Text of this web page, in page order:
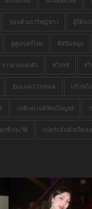
ปอนด์ ณราวิชญ์ ข่าว ผู้ให้
ยูทูบเบอร์ไทย ศิลปินหนุ่ม
สาวอวบแต่งตัว สไปรท์ สไ
อ้อม NATTARIKA เก๋ไก๋สไ
เนติเจน เนติรัตนไพบูลย์
กซี ประวัติ แปลรักฉันด้วยใจเธอ